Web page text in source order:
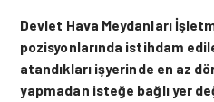
Devlet Hava Meydanları
pozisyonlarında istihdam
atandıkları işyerinde en az
yapmadan isteğe bağlı yer